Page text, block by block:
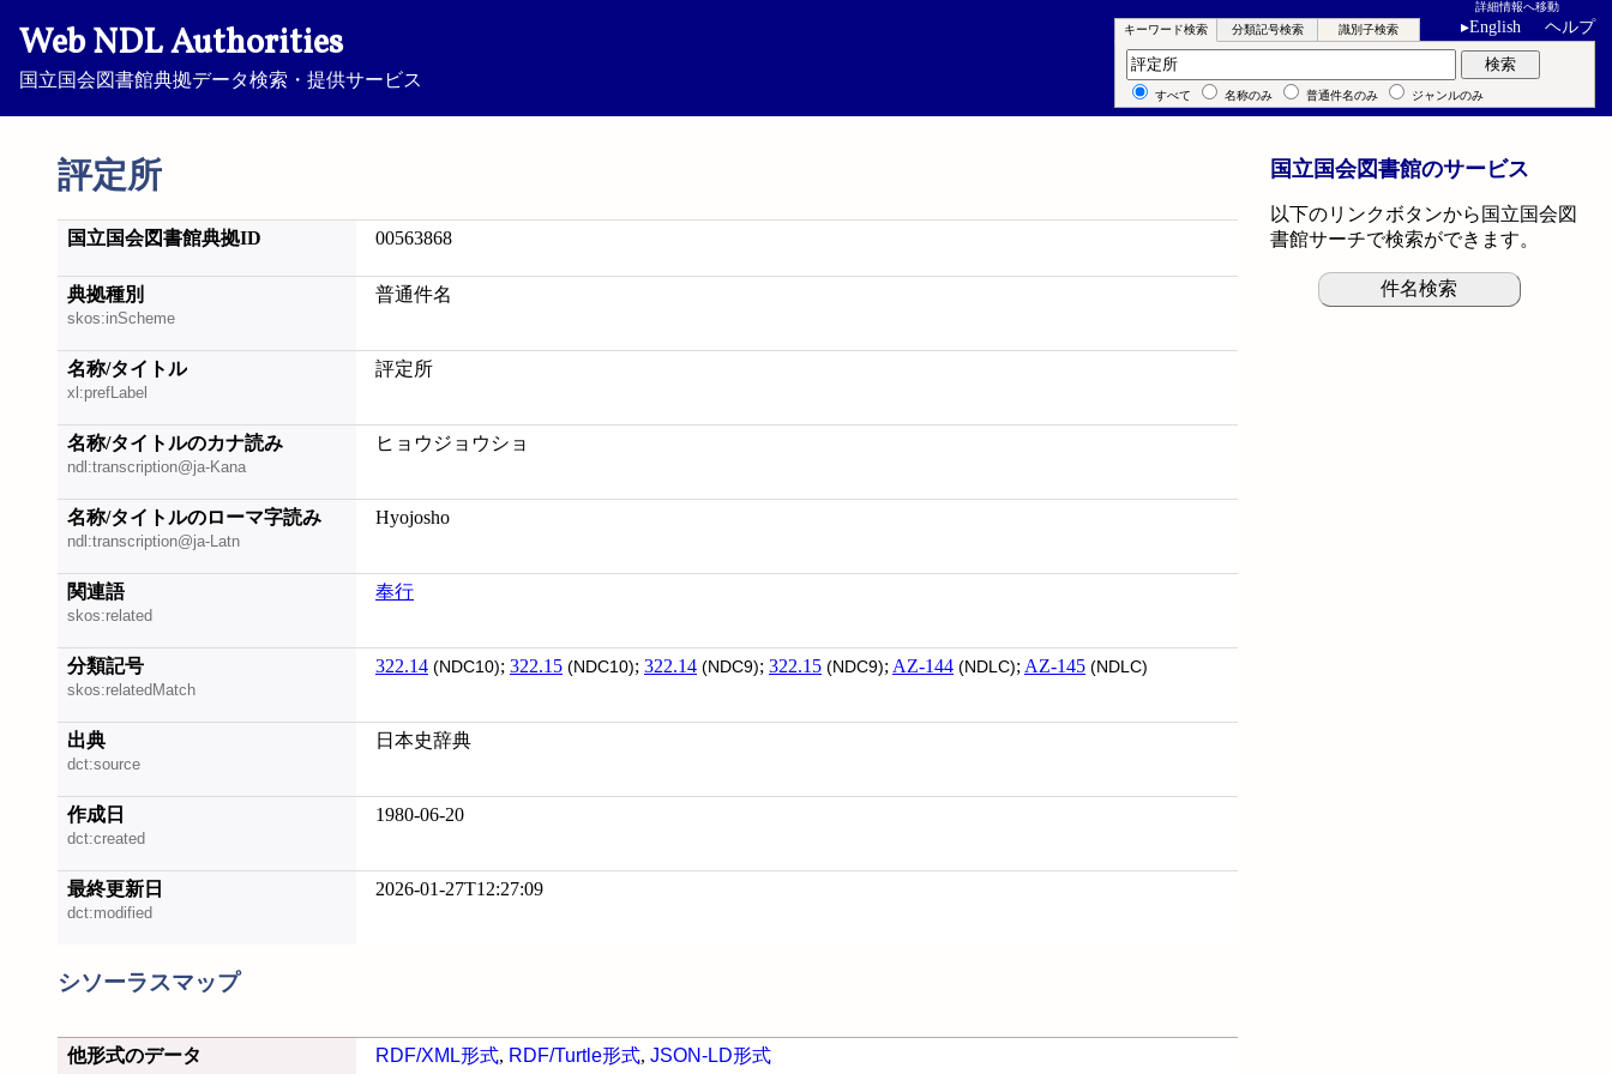
Web NDL Authorities
国立国会図書館典拠データ検索・提供サービス
詳細情報へ移動
▸English ヘルプ
評定所
キーワード検索 分類記号検索 識別子検索
キーワード検索 検索
すべて 名称のみ 普通件名のみ ジャンルのみ
国立国会図書館典拠ID 00563868
典拠種別
skos:inScheme
普通件名
名称/タイトル
xl:prefLabel
評定所
名称/タイトルのカナ読み
ndl:transcription@ja-Kana
ヒョウジョウショ
名称/タイトルのローマ字読み
ndl:transcription@ja-Latn
Hyojosho
関連語
skos:related
奉行
分類記号
skos:relatedMatch
322.14 (NDC10); 322.15 (NDC10); 322.14 (NDC9); 322.15 (NDC9); AZ-144 (NDLC); AZ-145 (NDLC)
出典
dct:source
日本史辞典
作成日
dct:created
1980-06-20
最終更新日
dct:modified
2026-01-27T12:27:09
シソーラスマップ
他形式のデータ RDF/XML形式, RDF/Turtle形式, JSON-LD形式
国立国会図書館のサービス
以下のリンクボタンから国立国会図
書館サーチで検索ができます。
件名検索